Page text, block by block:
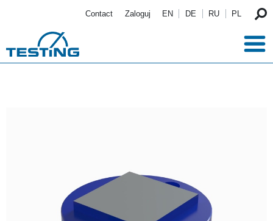
Contact Zaloguj EN DE RU PL